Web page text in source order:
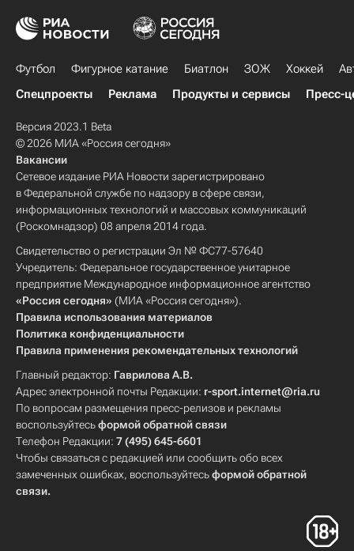
Футбол Фигурное катание Биатлон ЗОЖ Хоккей
Спецпроекты
Реклама Продукты и сервисы Пресс-
Версия 2023.1 Beta
© 2026 МИА «Россия сегодня»
Вакансии
Сетевое издание РИА Новости зарегистрировано
в Федеральной службе по надзору в сфере связи,
информационных технологий и массовых коммуникаций
(Роскомнадзор) 08 апреля 2014 года.
Свидетельство о регистрации Эл № ФС77-57640
Учредитель: Федеральное государственное унитарное
предприятие Международное информационное агентство
«Россия сегодня» (МИА «Россия сегодня»).
Правила использования материалов
Политика конфиденциальности
Правила применения рекомендательных технологий
Главный редактор: Гаврилова А.В.
Адрес электронной почты Редакции: r-sport.internet@ria.ru
По вопросам размещения пресс-релизов и рекламы
воспользуйтесьформой обратной связи
Телефон Редакции: 7 (495) 645-6601
Чтобы связаться с редакцией или сообщить обо всех
замеченных ошибках, воспользуйтесьформой обратной
связи.